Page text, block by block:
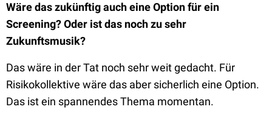
Wäre das zukünftig auch eine Option für ein
Screening? Oder ist das noch zu sehr
Zukunftsmusik?
Das wäre in der Tat noch sehr weit gedacht. Für
Risikokollektive wäre das aber sicherlich eine Option.
Das ist ein spannendes Thema momentan.